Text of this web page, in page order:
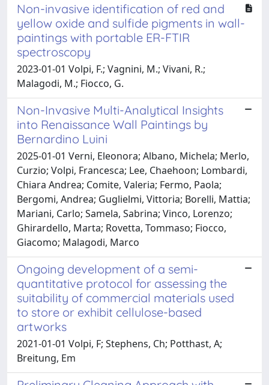
Non-invasive identification of red and
yellow oxide and sulfide pigments in wall-
paintings with portable ER-FTIR
spectroscopy
2023-01-01 Volpi, F.; Vagnini, M.; Vivani, R.;
Malagodi, M.; Fiocco, G.
Non-Invasive Multi-Analytical Insights
into Renaissance Wall Paintings by
Bernardino Luini
2025-01-01 Verni, Eleonora; Albano, Michela; Merlo,
Curzio; Volpi, Francesca; Lee, Chaehoon; Lombardi,
Chiara Andrea; Comite, Valeria; Fermo, Paola;
Bergomi, Andrea; Guglielmi, Vittoria; Borelli, Mattia;
Mariani, Carlo; Samela, Sabrina; Vinco, Lorenzo;
Ghirardello, Marta; Rovetta, Tommaso; Fiocco,
Giacomo; Malagodi, Marco
Ongoing development of a semi-
quantitative protocol for assessing the
suitability of commercial materials used
to store or exhibit cellulose-based
artworks
2021-01-01 Volpi, F; Stephens, Ch; Potthast, A;
Breitung, Em